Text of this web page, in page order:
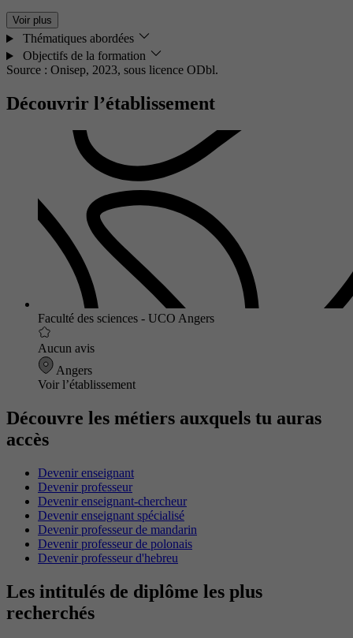
Voir plus
Thématiques abordées
Objectifs de la formation
Source : Onisep, 2023, sous licence ODbl.
Découvrir l’établissement
Faculté des sciences - UCO Angers
Aucun avis
Angers
Voir l’établissement
Découvre les métiers auxquels tu auras
accès
Devenir enseignant
Devenir professeur
Devenir enseignant-chercheur
Devenir enseignant spécialisé
Devenir professeur de mandarin
Devenir professeur de polonais
Devenir professeur d'hebreu
Les intitulés de diplôme les plus
recherchés